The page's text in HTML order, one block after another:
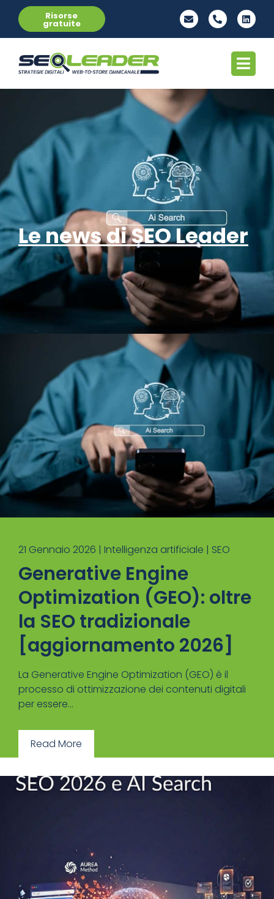
Risorse
gratuite
Le news di SEO Leader
21 Gennaio 2026 | Intelligenza artificiale | SEO
Generative Engine
Optimization (GEO): oltre
la SEO tradizionale
[aggiornamento 2026]
La Generative Engine Optimization (GEO) è il
processo di ottimizzazione dei contenuti digitali
per essere...
Read More